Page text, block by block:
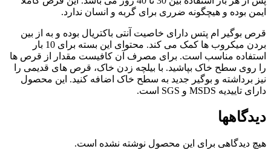
ایمن بوده و هیچگونه ضرری برای گربه و انسان ندارد.
قرص بوگیر ام پتس دارای خاصیت آنتی باکتریال بوده و به از بین
بردن میکروب ها کمک می کند. محتوای این بسته برای 10 بار
استفاده مناسب است. برای مصرف آن کافیست مقدار از قرص ها
را روی سطح خاک بپاشید. با بیلچه زدن خاک، قرص های قدیمی را
نیز برداشته و بوگیر جدید به سطح خاک اضافه کنید. این محصول
دارای تاییدیه MSDS و SGS است.
دیدگاهها
هیچ دیدگاهی برای این محصول نوشته نشده است.